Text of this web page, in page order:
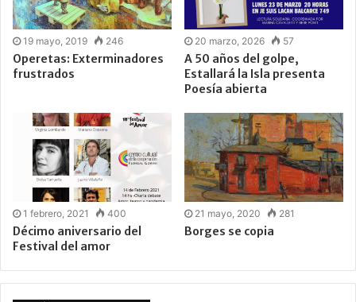
19 mayo, 2019 246
Operetas: Exterminadores
frustrados
20 marzo, 2026 57
A 50 años del golpe,
Estallará la Isla presenta
Poesía abierta
1 febrero, 2021 400
Décimo aniversario del
Festival del amor
21 mayo, 2020 281
Borges se copia